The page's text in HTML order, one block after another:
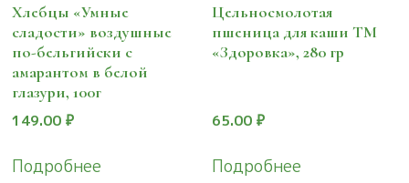
Хлебцы «Умные
сладости» воздушные
по-бельгийски с
амарантом в белой
глазури, 100г
149.00 ₽
Подробнее
Цельносмолотая
пшеница для каши ТМ
«Здоровка», 280 гр
65.00₽
Подробнее